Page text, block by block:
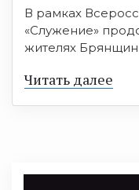
В рамках
«Служение»
жителях
Читать далее